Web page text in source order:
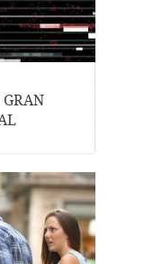
GRAN